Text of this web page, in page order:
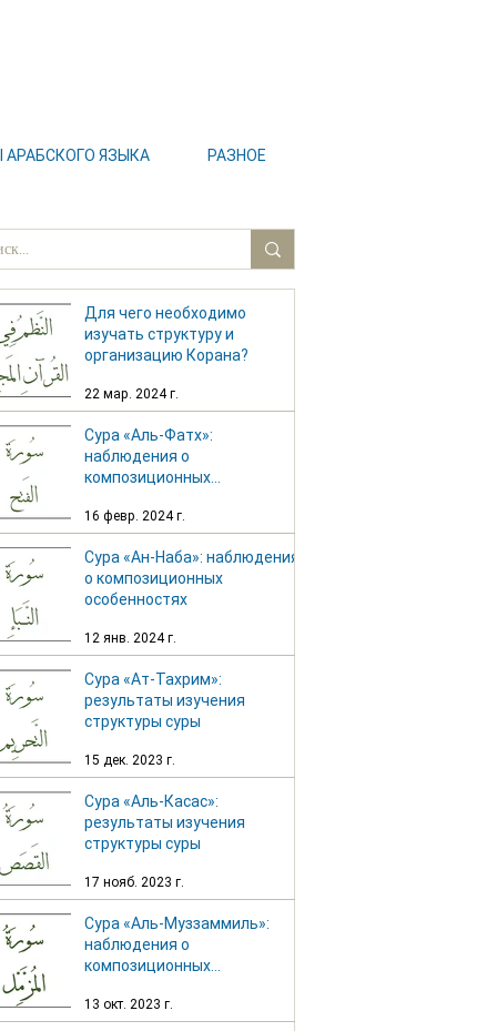
ЯЗЫКА РАЗНОЕ
Для чего необходимо
изучать структуру и
организацию Корана?
22 мар. 2024 г.
Сура «Аль-Фатх»:
наблюдения о
композиционных
16 февр. 2024 г.
Сура «Ан-Наба»: наблюдения
о композиционных
особенностях
12 янв. 2024 г.
Сура «Ат-Тахрим»:
результаты изучения
структуры суры
15 дек. 2023 г.
Сура «Аль-Касас»:
результаты изучения
структуры суры
17 нояб. 2023 г.
Сура «Аль-Муззаммиль»:
наблюдения о
композиционных
13 окт. 2023 г.